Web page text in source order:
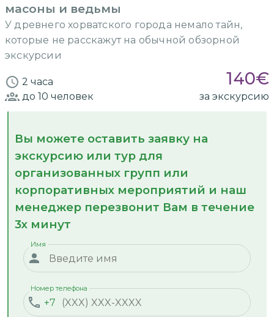
масоны и ведьмы
У древнего хорватского города немало тайн,
которые не расскажут на обычной обзорной
экскурсии
2 часа 140€
до 10 человек за экскурсию
Вы можете оставить заявку на
экскурсию или тур для
организованных групп или
корпоративных мероприятий и наш
менеджер перезвонит Вам в течение
3х минут
Имя
+7
Номер телефона